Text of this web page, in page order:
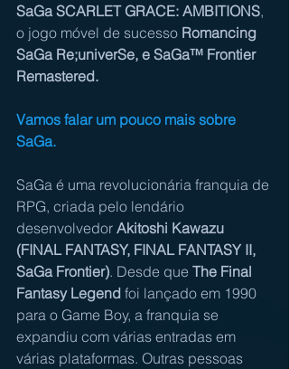
SaGa SCARLET GRACE: AMBITIONS,
o jogo móvel de sucesso Romancing
SaGa Re;univerSe, e SaGa™ Frontier
Remastered.
Vamos falar um pouco mais sobre
SaGa.
SaGa é uma revolucionária franquia de
RPG, criada pelo lendário
desenvolvedor Akitoshi Kawazu
(FINAL FANTASY, FINAL FANTASY II,
SaGa Frontier). Desde que The Final
Fantasy Legend foi lançado em 1990
para o Game Boy, a franquia se
expandiu com várias entradas em
várias plataformas. Outras pessoas